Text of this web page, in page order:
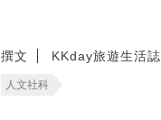
撰文 KKday旅遊生活誌
人文社科